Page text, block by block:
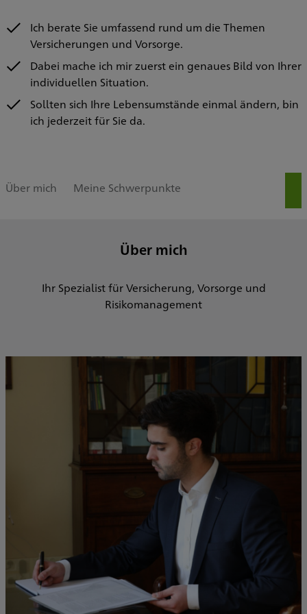
Ich berate Sie umfassend rund um die Themen
Versicherungen und Vorsorge.
Dabei mache ich mir zuerst ein genaues Bild von Ihrer
individuellen Situation.
Sollten sich Ihre Lebensumstände einmal ändern, bin
ich jederzeit für Sie da.
Über mich Meine Schwerpunkte
Über mich
Ihr Spezialist für Versicherung, Vorsorge und
Risikomanagement